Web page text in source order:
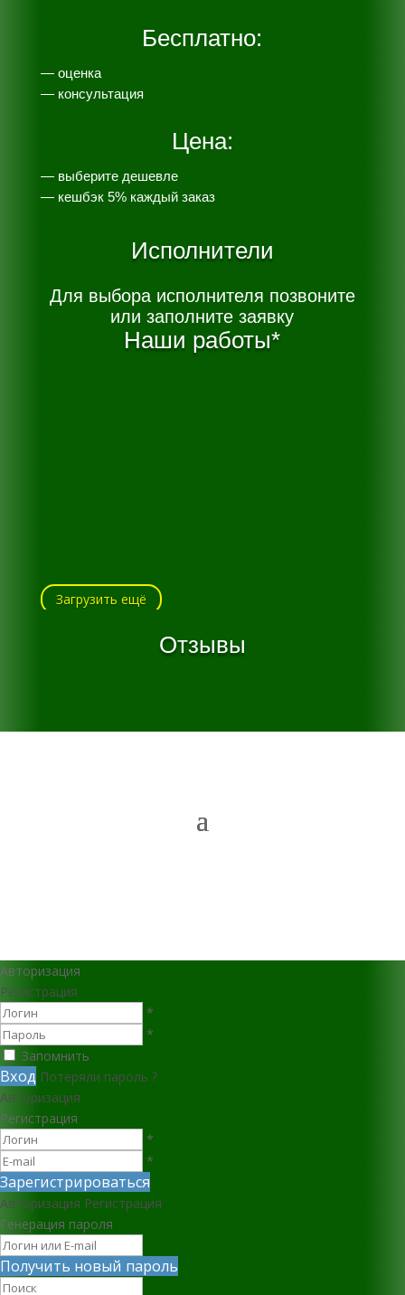
Бесплатно:
— оценка
— консультация
Цена:
— выберите дешевле
— кешбэк 5% каждый заказ
Исполнители
Для выбора исполнителя позвоните
или заполните заявку
Наши работы*
Загрузить ещё
Отзывы
Авторизация
Регистрация
*
*
Запомнить
Вход Потеряли пароль ?
Авторизация
Регистрация
*
*
Зарегистрироваться
Авторизация Регистрация
Генерация пароля
Получить новый пароль